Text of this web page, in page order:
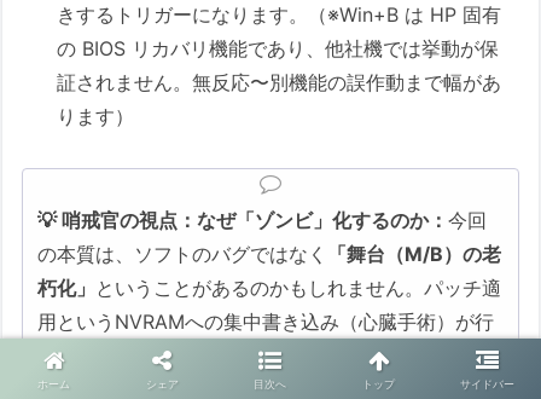
きするトリガーになります。（※Win+B は HP 固有
の BIOS リカバリ機能であり、他社機では挙動が保
証されません。無反応〜別機能の誤作動まで幅があ
ります）
💡 哨戒官の視点：なぜ「ゾンビ」化するのか：今回
の本質は、ソフトのバグではなく
「舞台（M/B）の老
朽化」 ということがあるのかもしれません。パッチ適
用というNVRAMへの集中書き込み（心臓手術）が行
われている最中、コストダウンされたM/Bの脆弱な電
源・熱管理が電圧変動に耐えきれず、書き込みエラー
ホーム シェア 目次へ トップ サイドバー